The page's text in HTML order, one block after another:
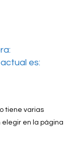
es:
tiene varias
elegir en la página